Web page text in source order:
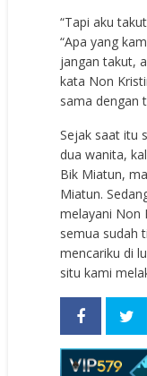
“Tapi aku
“Apa yang
jangan takut,
kata Non
sama dengan
Sejak saat itu
dua wanita,
Bik Miatun,
Miatun.
melayani Non
semua sudah
mencariku di
situ kami